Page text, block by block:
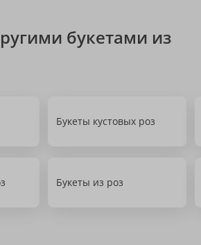
букетами из
Букеты кустовых роз
Букеты из роз